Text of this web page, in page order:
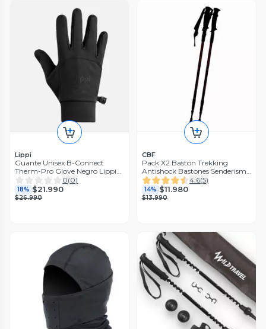
Lippi
Guante Unisex B-Connect
Therm-Pro Glove Negro Lippi
I26
0(0)
18% $21.990
$26.990
CBF
Pack X2 Bastón Trekking
Antishock Bastones Senderismo
Plegable Montaña
4.6(5)
14% $11.980
$13.990